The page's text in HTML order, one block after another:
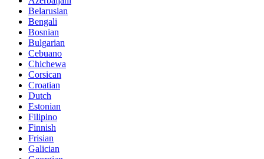
Belarusian
Bengali
Bosnian
Bulgarian
Cebuano
Chichewa
Corsican
Croatian
Dutch
Estonian
Filipino
Finnish
Frisian
Galician